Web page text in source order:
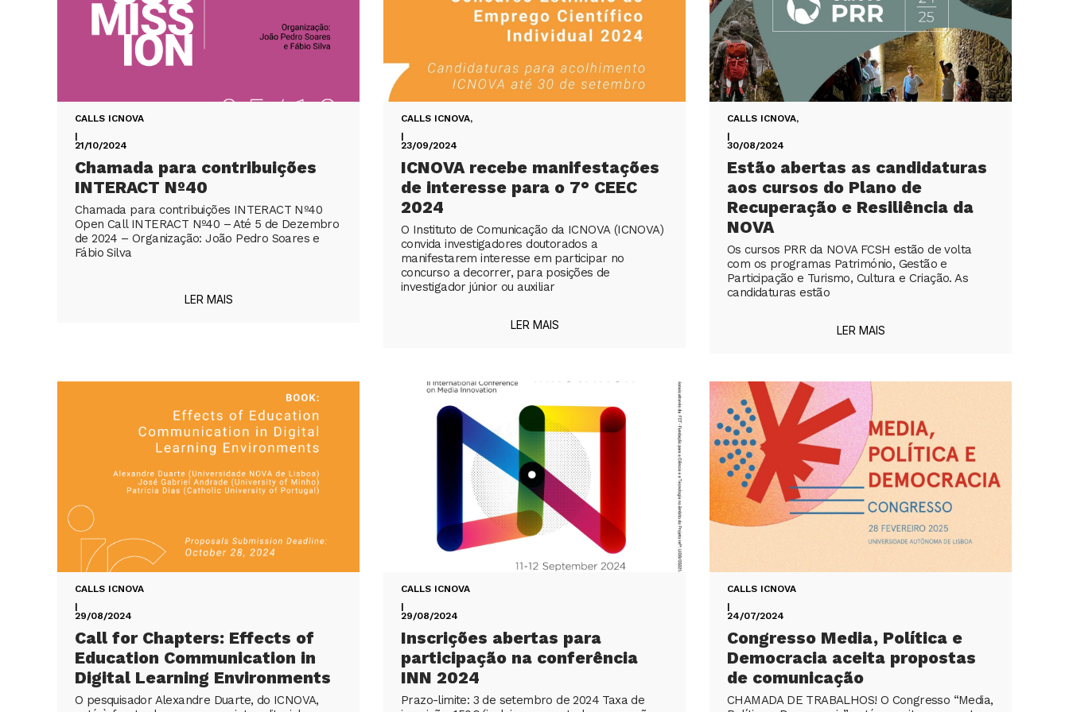
CALLS ICNOVA
|
21/10/2024
Chamada para contribuições
INTERACT Nº40
Chamada para contribuições INTERACT Nº40
Open Call INTERACT Nº40 – Até 5 de Dezembro
de 2024 – Organização: João Pedro Soares e
Fábio Silva
LER MAIS
CALLS ICNOVA,
|
23/09/2024
ICNOVA recebe manifestações
de interesse para o 7° CEEC
2024
O Instituto de Comunicação da ICNOVA (ICNOVA)
convida investigadores doutorados a
manifestarem interesse em participar no
concurso a decorrer, para posições de
investigador júnior ou auxiliar
LER MAIS
CALLS ICNOVA,
|
30/08/2024
Estão abertas as candidaturas
aos cursos do Plano de
Recuperação e Resiliência da
NOVA
Os cursos PRR da NOVA FCSH estão de volta
com os programas Património, Gestão e
Participação e Turismo, Cultura e Criação. As
candidaturas estão
LER MAIS
CALLS ICNOVA
|
29/08/2024
Call for Chapters: Effects of
Education Communication in
Digital Learning Environments
O pesquisador Alexandre Duarte, do ICNOVA,
CALLS ICNOVA
|
29/08/2024
Inscrições abertas para
participação na conferência
INN 2024
Prazo-limite: 3 de setembro de 2024 Taxa de
CALLS ICNOVA
|
24/07/2024
Congresso Media, Política e
Democracia aceita propostas
de comunicação
CHAMADA DE TRABALHOS! O Congresso “Media,